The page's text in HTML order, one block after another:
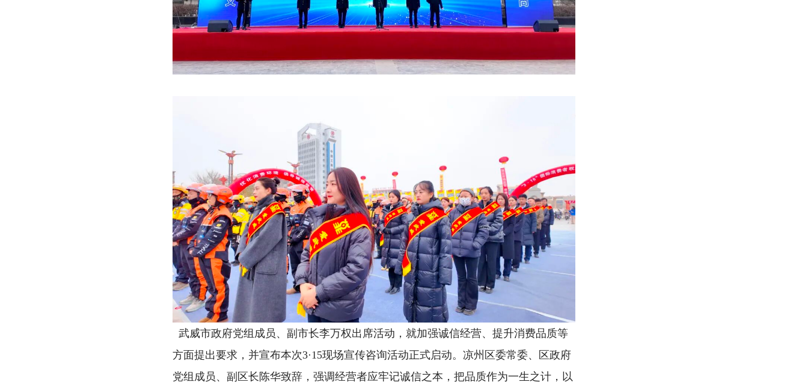
武威市政府党组成员、副市长李万权出席活动，就加强诚信经营、提升消费品质等
方面提出要求，并宣布本次3·15现场宣传咨询活动正式启动。凉州区委常委、区政府
党组成员、副区长陈华致辞，强调经营者应牢记诚信之本，把品质作为一生之计，以